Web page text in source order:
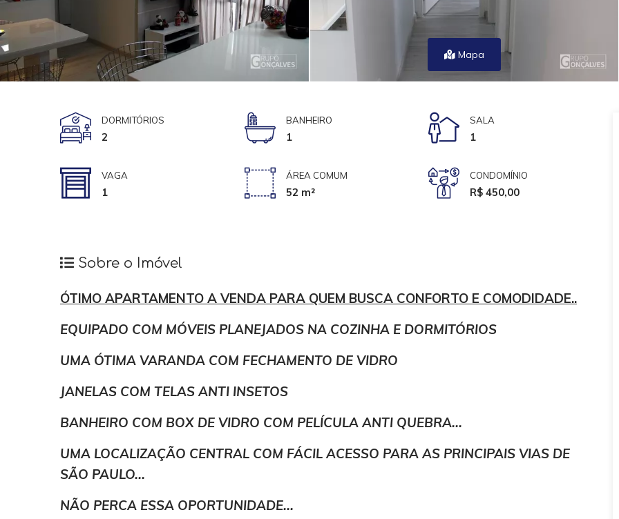
Mapa
DORMITÓRIOS
2
BANHEIRO
1
SALA
1
VAGA
1
ÁREA COMUM
52 m²
CONDOMÍNIO
R$ 450,00
Sobre o Imóvel
ÓTIMO APARTAMENTO A VENDA PARA QUEM BUSCA CONFORTO E COMODIDADE..
EQUIPADO COM MÓVEIS PLANEJADOS NA COZINHA E DORMITÓRIOS
UMA ÓTIMA VARANDA COM FECHAMENTO DE VIDRO
JANELAS COM TELAS ANTI INSETOS
BANHEIRO COM BOX DE VIDRO COM PELÍCULA ANTI QUEBRA...
UMA LOCALIZAÇÃO CENTRAL COM FÁCIL ACESSO PARA AS PRINCIPAIS VIAS DE
SÃO PAULO...
NÃO PERCA ESSA OPORTUNIDADE...